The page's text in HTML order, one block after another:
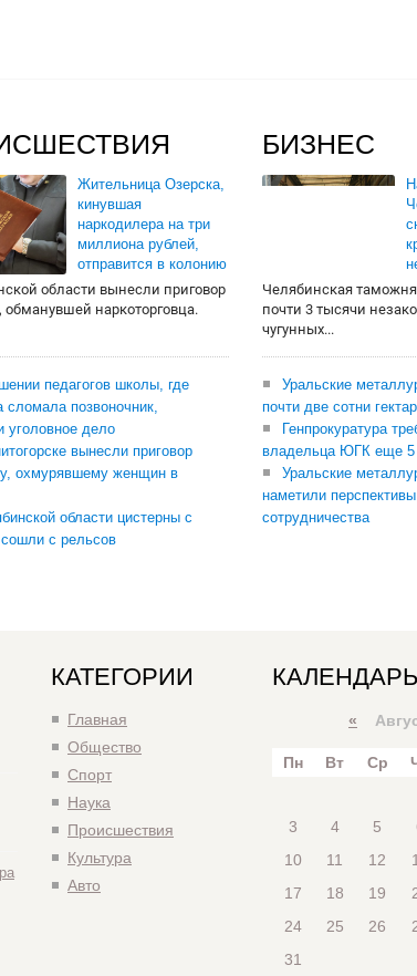
Жительница Озерска,
кинувшая
наркодилера на три
миллиона рублей,
отправится в колонию
области вынесли приговор
наркоторговца.
педагогов школы, где
сломала позвоночник,
уголовное дело
вынесли приговор
охмурявшему женщин в
области цистерны с
с рельсов
БИЗНЕС
Челябинская
почти 3 тысячи
чугунных...
Уральские
почти две сотни
Генпрокуратура
владельца ЮГК еще 5
Уральские
наметили
сотрудничества
КАТЕГОРИИ
Главная
Общество
Спорт
Наука
Происшествия
Культура
Авто
КАЛЕНДАРЬ
«
Пн Вт Ср
3
4 5
10
11 12
17
18 19
24
25 26
31